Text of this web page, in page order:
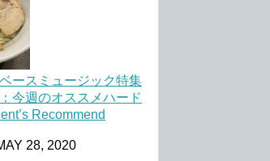
ースミュージック特集
今週のオススメハード
Recommend
28, 2020